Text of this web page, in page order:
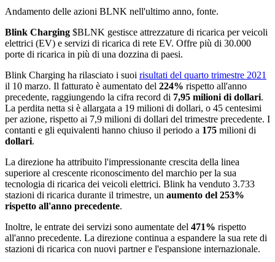
Andamento delle azioni BLNK nell'ultimo anno, fonte.
Blink Charging $BLNK gestisce attrezzature di ricarica per veicoli
elettrici (EV) e servizi di ricarica di rete EV. Offre più di 30.000
porte di ricarica in più di una dozzina di paesi.
Blink Charging ha rilasciato i suoi risultati del quarto trimestre 2021
il 10 marzo. Il fatturato è aumentato del 224% rispetto all'anno
precedente, raggiungendo la cifra record di 7,95 milioni di dollari.
La perdita netta si è allargata a 19 milioni di dollari, o 45 centesimi
per azione, rispetto ai 7,9 milioni di dollari del trimestre precedente. I
contanti e gli equivalenti hanno chiuso il periodo a 175 milioni di
dollari.
La direzione ha attribuito l'impressionante crescita della linea
superiore al crescente riconoscimento del marchio per la sua
tecnologia di ricarica dei veicoli elettrici. Blink ha venduto 3.733
stazioni di ricarica durante il trimestre, un aumento del 253%
rispetto all'anno precedente.
Inoltre, le entrate dei servizi sono aumentate del 471% rispetto
all'anno precedente. La direzione continua a espandere la sua rete di
stazioni di ricarica con nuovi partner e l'espansione internazionale.